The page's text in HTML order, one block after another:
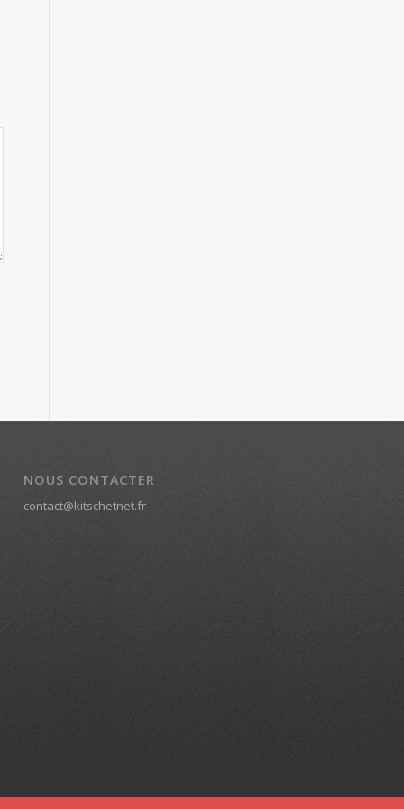
NOUS CONTACTER
contact@kitschetnet.fr